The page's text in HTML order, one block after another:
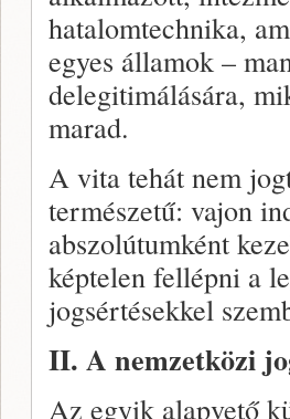
hatalomtechnika,
egyes államok –
delegitimálására,
marad.
A vita tehát nem
természetű: vajon
abszolútumként
képtelen fellépni a
jogsértésekkel
II. A nemzetközi
Az egyik alapvető